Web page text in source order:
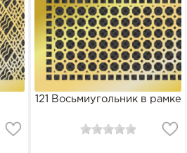
121 Восьмиугольник в рамке